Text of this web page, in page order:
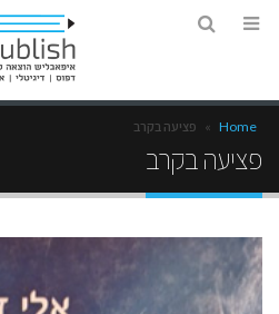
Home
» פציעה בקרב
פציעה בקרב